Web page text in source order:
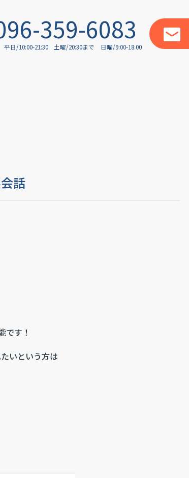
359-6083
平日/10:00-21:30 土曜/20:30まで 日曜/9:00-18:00
話
です！
いという方は